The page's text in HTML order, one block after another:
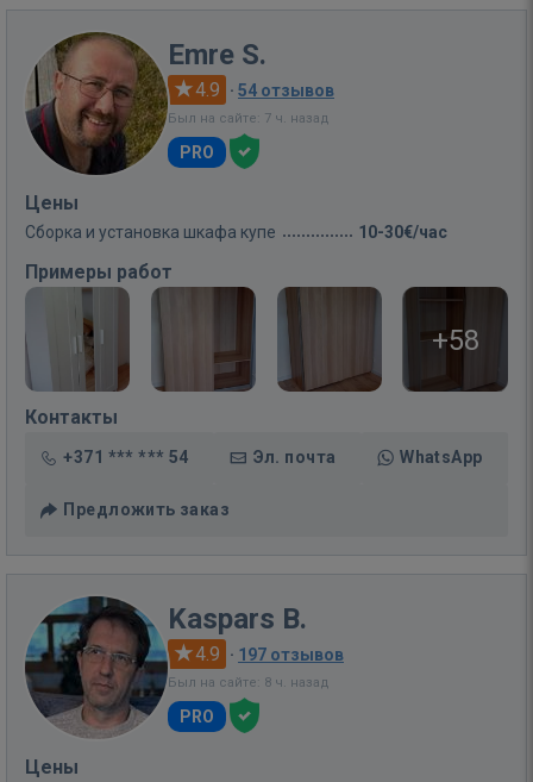
Emre S.
4.9 · 54 отзывов
Был на сайте: 7 ч. назад
PRO
Цены
Сборка и установка шкафа купе 10-30€/час
Примеры работ
+58
Контакты
+371 *** *** 54 Эл. почта WhatsApp
Предложить заказ
Kaspars B.
4.9 · 197 отзывов
Был на сайте: 8 ч. назад
PRO
Цены